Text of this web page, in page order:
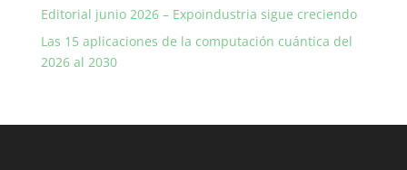
Editorial junio 2026 – Expoindustria sigue creciendo
Las 15 aplicaciones de la computación cuántica del
2026 al 2030